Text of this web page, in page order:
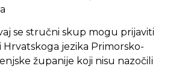
se stručni skup mogu prijaviti
Hrvatskoga jezika Primorsko-
županije koji nisu nazočili